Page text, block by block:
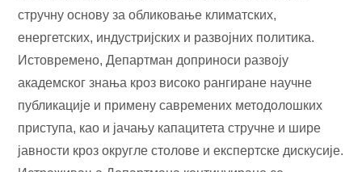
стручну основу за обликовање климатских,
енергетских, индустријских и развојних политика.
Истовремено, Департман доприноси развоју
академског знања кроз високо рангиране научне
публикације и примену савремених методолошких
приступа, као и јачању капацитета стручне и шире
јавности кроз округле столове и експертске дискусије.